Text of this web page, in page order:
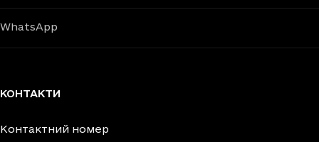
WhatsApp
КОНТАКТИ
Контактний номер